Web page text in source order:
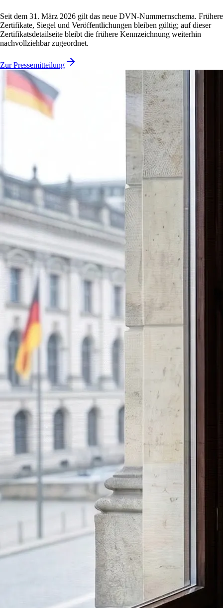
Seit dem 31. März 2026 gilt das neue DVN-Nummernschema. Frühere
Zertifikate, Siegel und Veröffentlichungen bleiben gültig; auf dieser
Zertifikatsdetailseite bleibt die frühere Kennzeichnung weiterhin
nachvollziehbar zugeordnet.
Zur Pressemitteilung